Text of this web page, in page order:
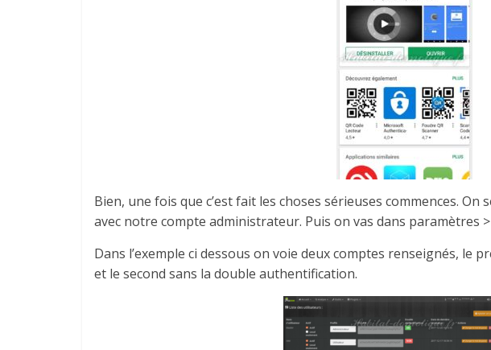
Bien, une fois que c’est fait les choses sérieuses commences.
avec notre compte administrateur. Puis on vas dans paramètres
Dans l’exemple ci dessous on voie deux comptes renseignés, le
et le second sans la double authentification.